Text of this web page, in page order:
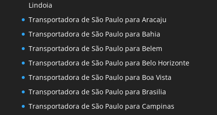
Lindoia
Transportadora de São Paulo para Aracaju
Transportadora de São Paulo para Bahia
Transportadora de São Paulo para Belem
Transportadora de São Paulo para Belo Horizonte
Transportadora de São Paulo para Boa Vista
Transportadora de São Paulo para Brasilia
Transportadora de São Paulo para Campinas